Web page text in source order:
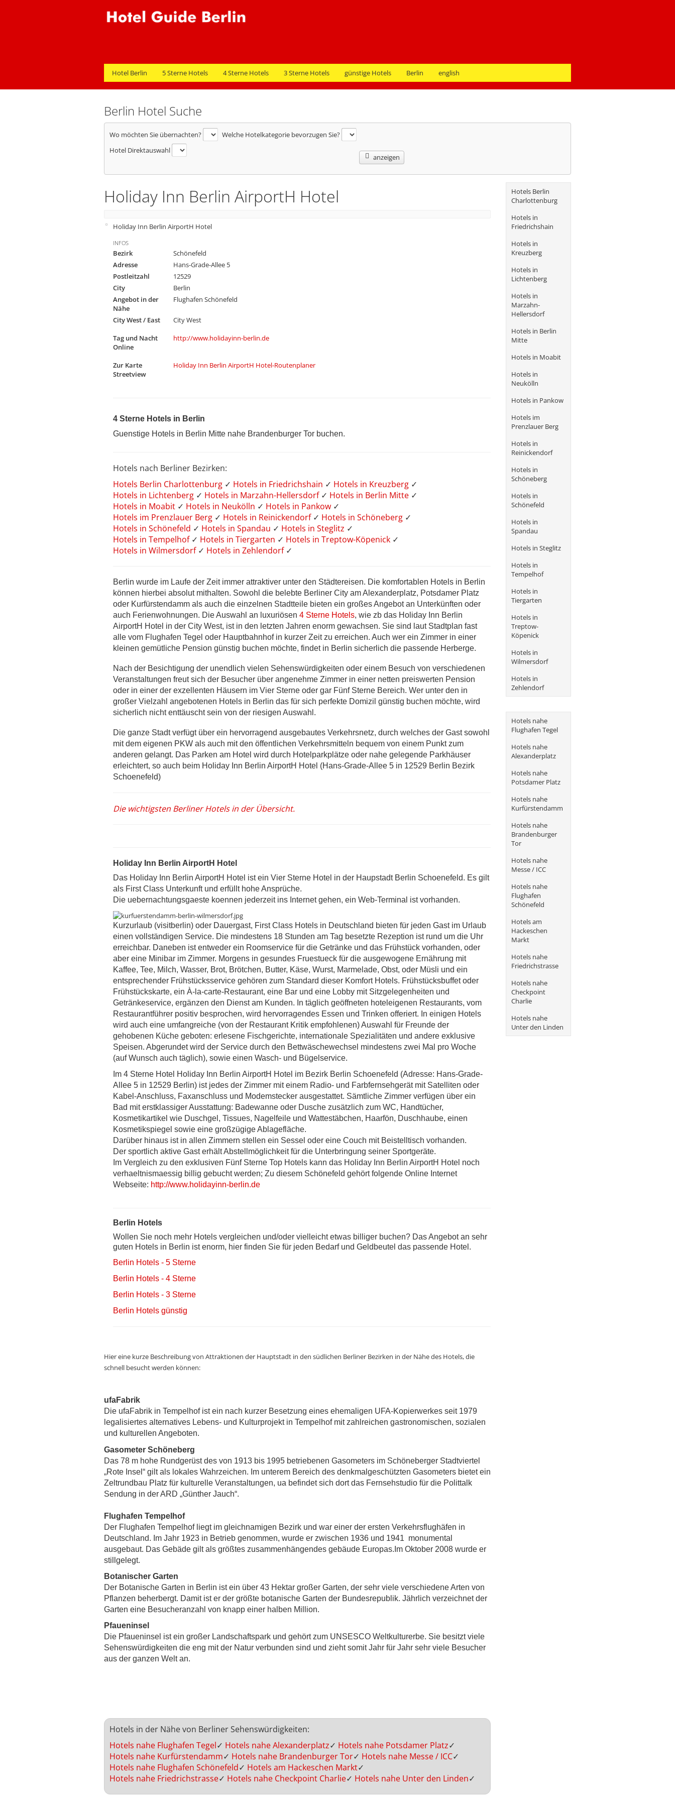
Hotel Berlin 5 Sterne Hotels 4 Sterne Hotels 3 Sterne Hotels günstige Hotels Berlin english
Berlin Hotel Suche
Wo möchten Sie übernachten?
Welche Hotelkategorie bevorzugen Sie?
Hotel Direktauswahl
anzeigen
Holiday Inn Berlin AirportH Hotel
Holiday Inn Berlin AirportH Hotel
INFOS
Bezirk
Schönefeld
Adresse
Hans-Grade-Allee 5
Postleitzahl
12529
City
Berlin
Angebot in der
Nähe
Flughafen Schönefeld
City West / East
City West
Tag und Nacht
Online
http://www.holidayinn-berlin.de
Zur Karte
Streetview
Holiday Inn Berlin AirportH Hotel-Routenplaner
4 Sterne Hotels in Berlin
Guenstige Hotels in Berlin Mitte nahe Brandenburger Tor buchen.
Hotels nach Berliner Bezirken:
Hotels Berlin Charlottenburg ✓ Hotels in Friedrichshain ✓ Hotels in Kreuzberg ✓
Hotels in Lichtenberg ✓ Hotels in Marzahn-Hellersdorf ✓ Hotels in Berlin Mitte ✓
Hotels in Moabit ✓ Hotels in Neukölln ✓ Hotels in Pankow ✓
Hotels im Prenzlauer Berg ✓ Hotels in Reinickendorf ✓ Hotels in Schöneberg ✓
Hotels in Schönefeld ✓ Hotels in Spandau ✓ Hotels in Steglitz ✓
Hotels in Tempelhof ✓ Hotels in Tiergarten ✓ Hotels in Treptow-Köpenick ✓
Hotels in Wilmersdorf ✓ Hotels in Zehlendorf✓
Berlin wurde im Laufe der Zeit immer attraktiver unter den Städtereisen. Die komfortablen Hotels in Berlin
können hierbei absolut mithalten. Sowohl die belebte Berliner City am Alexanderplatz, Potsdamer Platz
oder Kurfürstendamm als auch die einzelnen Stadtteile bieten ein großes Angebot an Unterkünften oder
auch Ferienwohnungen. Die Auswahl an luxuriösen 4 Sterne Hotels, wie zb das Holiday Inn Berlin
AirportH Hotel in der City West, ist in den letzten Jahren enorm gewachsen. Sie sind laut Stadtplan fast
alle vom Flughafen Tegel oder Hauptbahnhof in kurzer Zeit zu erreichen. Auch wer ein Zimmer in einer
kleinen gemütliche Pension günstig buchen möchte, findet in Berlin sicherlich die passende Herberge.
Nach der Besichtigung der unendlich vielen Sehenswürdigkeiten oder einem Besuch von verschiedenen
Veranstaltungen freut sich der Besucher über angenehme Zimmer in einer netten preiswerten Pension
oder in einer der exzellenten Häusern im Vier Sterne oder gar Fünf Sterne Bereich. Wer unter den in
großer Vielzahl angebotenen Hotels in Berlin das für sich perfekte Domizil günstig buchen möchte, wird
sicherlich nicht enttäuscht sein von der riesigen Auswahl.
Die ganze Stadt verfügt über ein hervorragend ausgebautes Verkehrsnetz, durch welches der Gast sowohl
mit dem eigenen PKW als auch mit den öffentlichen Verkehrsmitteln bequem von einem Punkt zum
anderen gelangt. Das Parken am Hotel wird durch Hotelparkplätze oder nahe gelegende Parkhäuser
erleichtert, so auch beim Holiday Inn Berlin AirportH Hotel (Hans-Grade-Allee 5 in 12529 Berlin Bezirk
Schoenefeld)
Die wichtigsten Berliner Hotels in der Übersicht.
Holiday Inn Berlin AirportH Hotel
Das Holiday Inn Berlin AirportH Hotel ist ein Vier Sterne Hotel in der Haupstadt Berlin Schoenefeld. Es gilt
als First Class Unterkunft und erfüllt hohe Ansprüche.
Die uebernachtungsgaeste koennen jederzeit ins Internet gehen, ein Web-Terminal ist vorhanden.
Kurzurlaub (visitberlin) oder Dauergast, First Class Hotels in Deutschland bieten für jeden Gast im Urlaub
einen vollständigen Service. Die mindestens 18 Stunden am Tag besetzte Rezeption ist rund um die Uhr
erreichbar. Daneben ist entweder ein Roomservice für die Getränke und das Frühstück vorhanden, oder
aber eine Minibar im Zimmer. Morgens in gesundes Fruestueck für die ausgewogene Ernährung mit
Kaffee, Tee, Milch, Wasser, Brot, Brötchen, Butter, Käse, Wurst, Marmelade, Obst, oder Müsli und ein
entsprechender Frühstücksservice gehören zum Standard dieser Komfort Hotels. Frühstücksbuffet oder
Frühstückskarte, ein À-la-carte-Restaurant, eine Bar und eine Lobby mit Sitzgelegenheiten und
Getränkeservice, ergänzen den Dienst am Kunden. In täglich geöffneten hoteleigenen Restaurants, vom
Restaurantführer positiv besprochen, wird hervorragendes Essen und Trinken offeriert. In einigen Hotels
wird auch eine umfangreiche (von der Restaurant Kritik empfohlenen) Auswahl für Freunde der
gehobenen Küche geboten: erlesene Fischgerichte, internationale Spezialitäten und andere exklusive
Speisen. Abgerundet wird der Service durch den Bettwäschewechsel mindestens zwei Mal pro Woche
(auf Wunsch auch täglich), sowie einen Wasch- und Bügelservice.
Im 4 Sterne Hotel Holiday Inn Berlin AirportH Hotel im Bezirk Berlin Schoenefeld (Adresse: Hans-Grade-
Allee 5 in 12529 Berlin) ist jedes der Zimmer mit einem Radio- und Farbfernsehgerät mit Satelliten oder
Kabel-Anschluss, Faxanschluss und Modemstecker ausgestattet. Sämtliche Zimmer verfügen über ein
Bad mit erstklassiger Ausstattung: Badewanne oder Dusche zusätzlich zum WC, Handtücher,
Kosmetikartikel wie Duschgel, Tissues, Nagelfeile und Wattestäbchen, Haarfön, Duschhaube, einen
Kosmetikspiegel sowie eine großzügige Ablagefläche.
Darüber hinaus ist in allen Zimmern stellen ein Sessel oder eine Couch mit Beistelltisch vorhanden.
Der sportlich aktive Gast erhält Abstellmöglichkeit für die Unterbringung seiner Sportgeräte.
Im Vergleich zu den exklusiven Fünf Sterne Top Hotels kann das Holiday Inn Berlin AirportH Hotel noch
verhaeltnismaessig billig gebucht werden; Zu diesem Schönefeld gehört folgende Online Internet
Webseite: http://www.holidayinn-berlin.de
Berlin Hotels
Wollen Sie noch mehr Hotels vergleichen und/oder vielleicht etwas billiger buchen? Das Angebot an sehr
guten Hotels in Berlin ist enorm, hier finden Sie für jeden Bedarf und Geldbeutel das passende Hotel.
Berlin Hotels - 5 Sterne
Berlin Hotels - 4 Sterne
Berlin Hotels - 3 Sterne
Berlin Hotels günstig
Hier eine kurze Beschreibung von Attraktionen der Hauptstadt in den südlichen Berliner Bezirken in der Nähe des Hotels, die
schnell besucht werden können:
ufaFabrik
Die ufaFabrik in Tempelhof ist ein nach kurzer Besetzung eines ehemaligen UFA-Kopierwerkes seit 1979
legalisiertes alternatives Lebens- und Kulturprojekt in Tempelhof mit zahlreichen gastronomischen, sozialen
und kulturellen Angeboten.
Gasometer Schöneberg
Das 78 m hohe Rundgerüst des von 1913 bis 1995 betriebenen Gasometers im Schöneberger Stadtviertel
„Rote Insel“ gilt als lokales Wahrzeichen. Im unterem Bereich des denkmalgeschützten Gasometers bietet ein
Zeltrundbau Platz für kulturelle Veranstaltungen, ua befindet sich dort das Fernsehstudio für die Polittalk
Sendung in der ARD „Günther Jauch“.
Flughafen Tempelhof
Der Flughafen Tempelhof liegt im gleichnamigen Bezirk und war einer der ersten Verkehrsflughäfen in
Deutschland. Im Jahr 1923 in Betrieb genommen, wurde er zwischen 1936 und 1941 monumental
ausgebaut. Das Gebäde gilt als größtes zusammenhängendes gebäude Europas.Im Oktober 2008 wurde er
stillgelegt.
Botanischer Garten
Der Botanische Garten in Berlin ist ein über 43 Hektar großer Garten, der sehr viele verschiedene Arten von
Pflanzen beherbergt. Damit ist er der größte botanische Garten der Bundesrepublik. Jährlich verzeichnet der
Garten eine Besucheranzahl von knapp einer halben Million.
Pfaueninsel
Die Pfaueninsel ist ein großer Landschaftspark und gehört zum UNSESCO Weltkulturerbe. Sie besitzt viele
Sehenswürdigkeiten die eng mit der Natur verbunden sind und zieht somit Jahr für Jahr sehr viele Besucher
aus der ganzen Welt an.
Hotels in der Nähe von Berliner Sehenswürdigkeiten:
Hotels nahe Flughafen Tegel✓ Hotels nahe Alexanderplatz✓ Hotels nahe Potsdamer Platz✓
Hotels nahe Kurfürstendamm✓ Hotels nahe Brandenburger Tor✓ Hotels nahe Messe / ICC✓
Hotels nahe Flughafen Schönefeld✓ Hotels am Hackeschen Markt✓
Hotels nahe Friedrichstrasse✓ Hotels nahe Checkpoint Charlie✓ Hotels nahe Unter den Linden✓
Hotels Berlin
Charlottenburg
Hotels in
Friedrichshain
Hotels in
Kreuzberg
Hotels in
Lichtenberg
Hotels in
Marzahn-
Hellersdorf
Hotels in Berlin
Mitte
Hotels in Moabit
Hotels in
Neukölln
Hotels in Pankow
Hotels im
Prenzlauer Berg
Hotels in
Reinickendorf
Hotels in
Schöneberg
Hotels in
Schönefeld
Hotels in
Spandau
Hotels in Steglitz
Hotels in
Tempelhof
Hotels in
Tiergarten
Hotels in
Treptow-
Köpenick
Hotels in
Wilmersdorf
Hotels in
Zehlendorf
Hotels nahe
Flughafen Tegel
Hotels nahe
Alexanderplatz
Hotels nahe
Potsdamer Platz
Hotels nahe
Kurfürstendamm
Hotels nahe
Brandenburger
Tor
Hotels nahe
Messe / ICC
Hotels nahe
Flughafen
Schönefeld
Hotels am
Hackeschen
Markt
Hotels nahe
Friedrichstrasse
Hotels nahe
Checkpoint
Charlie
Hotels nahe
Unter den Linden